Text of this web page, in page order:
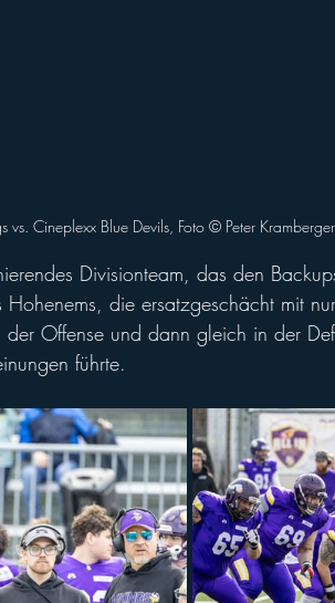
vs. Cineplexx Blue Devils, Foto ©️ Peter Kramberger
Divisionteam, das den
die ersatzgeschächt mit
Offense und dann gleich in der
führte.